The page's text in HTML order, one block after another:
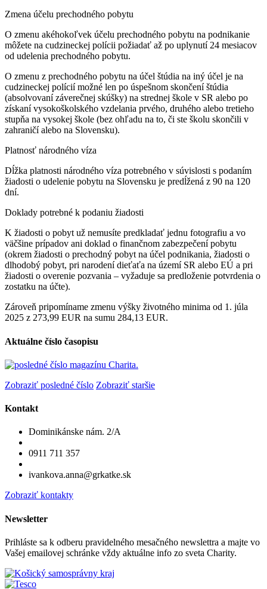
Zmena účelu prechodného pobytu
O zmenu akéhokoľvek účelu prechodného pobytu na podnikanie
môžete na cudzineckej polícii požiadať až po uplynutí 24 mesiacov
od udelenia prechodného pobytu.
O zmenu z prechodného pobytu na účel štúdia na iný účel je na
cudzineckej polícií možné len po úspešnom skončení štúdia
(absolvovaní záverečnej skúšky) na strednej škole v SR alebo po
získaní vysokoškolského vzdelania prvého, druhého alebo tretieho
stupňa na vysokej škole (bez ohľadu na to, či ste školu skončili v
zahraničí alebo na Slovensku).
Platnosť národného víza
Dĺžka platnosti národného víza potrebného v súvislosti s podaním
žiadosti o udelenie pobytu na Slovensku je predĺžená z 90 na 120
dní.
Doklady potrebné k podaniu žiadosti
K žiadosti o pobyt už nemusíte predkladať jednu fotografiu a vo
väčšine prípadov ani doklad o finančnom zabezpečení pobytu
(okrem žiadosti o prechodný pobyt na účel podnikania, žiadosti o
dlhodobý pobyt, pri narodení dieťaťa na území SR alebo EÚ a pri
žiadosti o overenie pozvania – vyžaduje sa predloženie potvrdenia o
zostatku na účte).
Zároveň pripomíname zmenu výšky životného minima od 1. júla
2025 z 273,99 EUR na sumu 284,13 EUR.
Aktuálne číslo časopisu
Zobraziť posledné číslo Zobraziť staršie
Kontakt
Dominikánske nám. 2/A
0911 711 357
ivankova.anna@grkatke.sk
Zobraziť kontakty
Newsletter
Prihláste sa k odberu pravidelného mesačného newslettra a majte vo
Vašej emailovej schránke vždy aktuálne info zo sveta Charity.